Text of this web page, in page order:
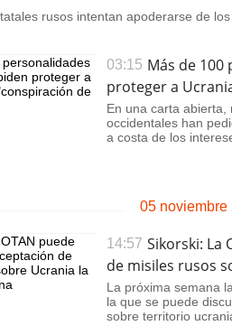
servicios
Política de privacidad y
protección de datos
rusos intentan apoderarse de
03:15 Más de 100
proteger a
En una carta
occidentales han
a costa de los
05 noviembre
14:57 Sikorski: La
de misiles rusos
La próxima semana
la que se puede
sobre territorio